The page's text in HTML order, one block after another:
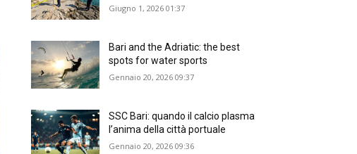
Giugno 1, 2026 01:37
Bari and the Adriatic: the best
spots for water sports
Gennaio 20, 2026 09:37
SSC Bari: quando il calcio plasma
l’anima della città portuale
Gennaio 20, 2026 09:36